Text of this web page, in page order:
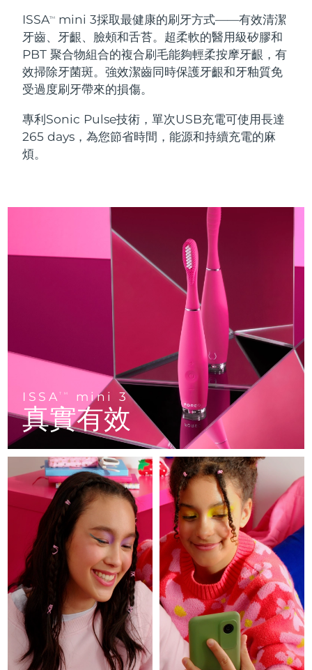
ISSATM
mini 3採取最健康的刷牙方式——有效清潔
牙齒、牙齦、臉頰和舌苔。超柔軟的醫用級矽膠和
PBT 聚合物組合的複合刷毛能夠輕柔按摩牙齦，有
效掃除牙菌斑。強效潔齒同時保護牙齦和牙釉質免
受過度刷牙帶來的損傷。
專利Sonic Pulse技術，單次USB充電可使用長達
265 days，為您節省時間，能源和持續充電的麻
煩。
ISSATM mini 3
真實有效
LUNA™ 4 套裝
Anti-aging massage
Massage, LED heating
LUNA™ 4 mini
For young skin, T-zone
For travel or gym bag
LUNA™護膚
Premium cleansers & balm
LUNA™ 設備
All facial cleansing devices
BEAR™ 2 套裝
Microcurrent toning
Microcurrent toning on-the-go
面部提拉護理
Premium anti-aging skincare
All premium facelift devices
補水保濕
UFO™ 3 套裝
Deep facial hydration
device
UFO™ 3 mini
Red light therapy device for young skin
UFO™ 3 go
Portable red light therapy
面膜
Rejuvenation & hydration
UFO™ 設備
All deep facial hydration devices
issa™ 4
Hybrid silicone sonic toothbrush
Smart hybrid silicone sonic toothbrush
issa™ 4 smile
Hybrid silicone sonic toothbrush
issa™ 4 baby
For ages 0-3
issa™ Teeth Whitening Set
Dual LED + sonic device & 18% PAP gel
ISSA™ 設備
All silicone sonic toothbrushes
FAQ™ 抗老護理
FAQ™ 101
Clinical anti-aging
Advanced clinical anti-aging
FAQ™ 103
Luxurious clinical anti-aging set
FAQ™ P1 Primer
Manuka honey primer
FAQ™護膚品
All FAQ™ skincare
FAQ™產品
All anti-aging treatments
LED 護理
FAQ™ 201
LED mask
LED mask
FAQ™ 211
Anti-aging neck & décolleté LED mask
FAQ™ 221
Anti-aging LED hand mask
FAQ™護膚品
All FAQ™ skincare
FAQ™產品
All LED treatments
FAQ™ 301
LED hair strengthening scalp massager
FAQ™ Scalp Serum
Scalp recovery probiotic serum
FAQ™護膚品
All FAQ™ skincare
FAQ™產品
All hair treatments
肌膚年輕化
NEW
FAQ™ 501
Full-Spectrum Red Light Therapy
FAQ™ 502
Full-Spectrum Red Light Therapy
FAQ™ Red Light Serum
FAQ™ skincare
All FAQ™ skincare
FAQ™ products
All toning treatments
專業治療
PEACH™ 2 Pro Max
Professional IPL hair removal device
PEACH™ 2
IPL hair removal
身體護理
BEAR™ 2 body
Microcurrent body toning
LUNA™ 4 body
Massaging body brush
痘肌護理
ESPADA™ 2 plus
Recurring acne LED therapy
眼部護理
BEAR™ 2 eyes & lips
Microcurrent line smoothing device
比利時 預計送達日期 8/8/26
百慕達 預計送達日期8/14/26
波士尼亞與赫塞哥維納 預計送達日期8/11/26
汶萊
保加利亞 預計送達日期8/8/26
智利 預計送達日期8/12/26
預計送達日期
預計送達日期
預計送達日期
預計送達日期8/9/26
預計送達日期8/8/26
丹麥 預計送達日期
愛沙尼亞 預計送達日期
芬蘭 預計送達日期
預計送達日期 8/8/26
法屬玻里尼西亞 預計送達日期8/12/26
德國 預計送達日期8/8/26
直布羅陀 預計送達日期8/12/26
希臘 預計送達日期8/8/26
中國香港特別行政區 預計送達日期8/9/26